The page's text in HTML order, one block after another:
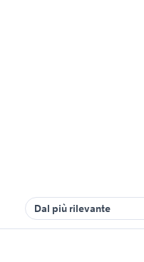
Dal più rilevante